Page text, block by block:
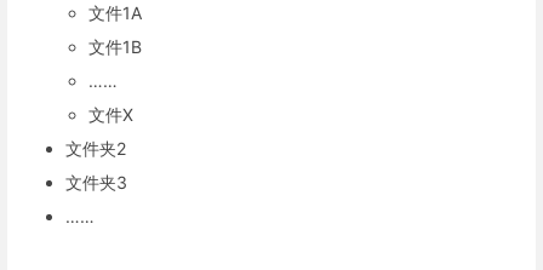
文件1A
文件1B
……
文件X
文件夹2
文件夹3
……